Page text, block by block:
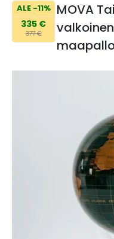
ALE -11%
335 €
377 €
MOVA